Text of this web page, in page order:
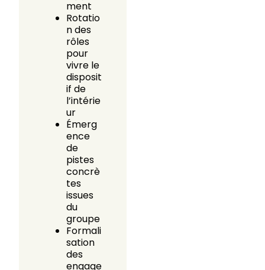
ment
Rotatio
n des
rôles
pour
vivre le
disposit
if de
l’intérie
ur
Émerg
ence
de
pistes
concrè
tes
issues
du
groupe
Formali
sation
des
engage